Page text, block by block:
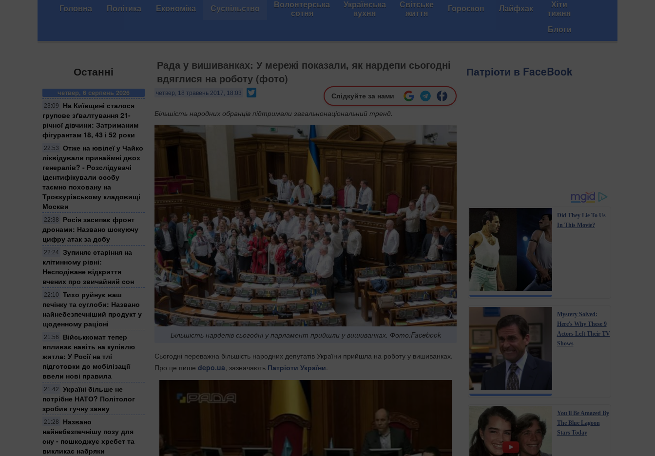
Головна Політика Економіка Суспільство Волонтерська
сотня
Українська
кухня
Світське
життя Гороскоп Лайфхак Хіти
тижня
Блоги
Останні
четвер, 6 серпень 2026
23:09
На Київщині сталося
групове зґвалтування 21-
річної дівчини: Затриманим
фігурантам 18, 43 і 52 роки
22:53
Отже на ювілеї у Чайко
ліквідували принаймні двох
генералів? - Розслідувачі
ідентифікували особу
таємно поховану на
Троєкуріаському кладовищі
Москви
22:38
Росія засипає фронт
дронами: Названо шокуючу
цифру атак за добу
22:24
Зупиняє старіння на
клітинному рівні:
Несподіване відкриття
вчених про звичайний сон
22:10
Тихо руйнує ваш
печінку та суглоби: Названо
найнебезпечніший продукт у
щоденному раціоні
21:56
Військкомат тепер
впливає навіть на купівлю
житла: У Росії на тлі
підготовки до мобілізації
ввели нові правила
21:42
Україні більше не
потрібне НАТО? Політолог
зробив гучну заяву
21:28
Названо
найнебезпечнішу позу для
сну - пошкоджує хребет та
викликає набряки
Рада у вишиванках: У мережі показали, як нардепи сьогодні
вдяглися на роботу (фото)
четвер, 18 травень 2017, 18:03 Слідкуйте за нами
Більшість народних обранців підтримали загальнонаціональний тренд.
Більшість нардепів сьогодні у парламент прийшли у вишиванках. Фото:Facebook
Сьогодні переважна більшість народних депутатів України прийшла на роботу у вишиванках.
Про це пише depo.ua, зазначають Патріоти України.
Патріоти в FaceBook
Did They Lie To Us
In This Movie?
Mystery Solved:
Here's Why These 9
Actors Left Their TV
Shows
You'll Be Amazed By
The Blue Lagoon
Stars Today